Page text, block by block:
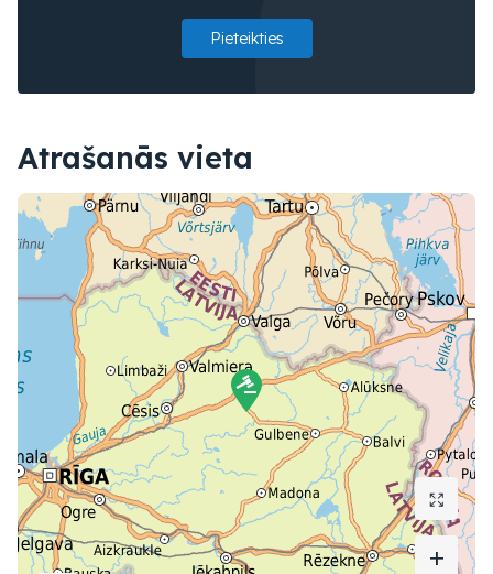
Pieteikties
Atrašanās vieta
+
+